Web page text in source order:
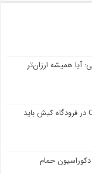
آیا همیشه ارزان‌تر
هر آنچه درباره خدمات لوکس CIP در فرودگاه‌ کیش باید
دکوراسیون حمام